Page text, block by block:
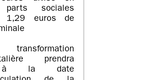
sociales
1,29 euros de
prendra
à la date